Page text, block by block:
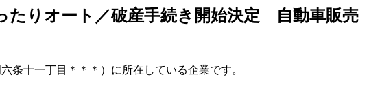
たりオート／破産手続き開始決定 自動車販売
条十一丁目＊＊＊）に所在している企業です。